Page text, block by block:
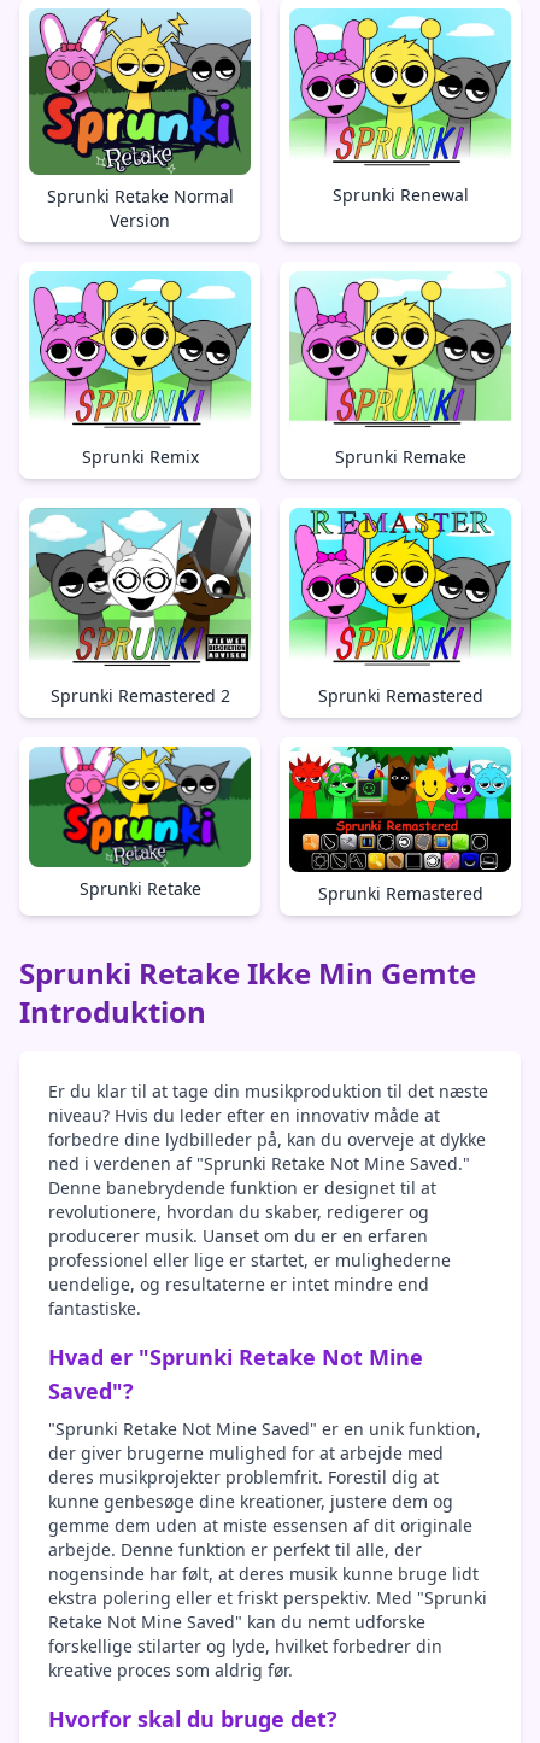
Sprunki Retake Normal
Version
Sprunki Renewal
Sprunki Remix Sprunki Remake
Sprunki Remastered 2 Sprunki Remastered
Sprunki Retake Sprunki Remastered
Sprunki Retake Ikke Min Gemte
Introduktion
Er du klar til at tage din musikproduktion til det næste
niveau? Hvis du leder efter en innovativ måde at
forbedre dine lydbilleder på, kan du overveje at dykke
ned i verdenen af "Sprunki Retake Not Mine Saved."
Denne banebrydende funktion er designet til at
revolutionere, hvordan du skaber, redigerer og
producerer musik. Uanset om du er en erfaren
professionel eller lige er startet, er mulighederne
uendelige, og resultaterne er intet mindre end
fantastiske.
Hvad er "Sprunki Retake Not Mine
Saved"?
"Sprunki Retake Not Mine Saved" er en unik funktion,
der giver brugerne mulighed for at arbejde med
deres musikprojekter problemfrit. Forestil dig at
kunne genbesøge dine kreationer, justere dem og
gemme dem uden at miste essensen af dit originale
arbejde. Denne funktion er perfekt til alle, der
nogensinde har følt, at deres musik kunne bruge lidt
ekstra polering eller et friskt perspektiv. Med "Sprunki
Retake Not Mine Saved" kan du nemt udforske
forskellige stilarter og lyde, hvilket forbedrer din
kreative proces som aldrig før.
Hvorfor skal du bruge det?